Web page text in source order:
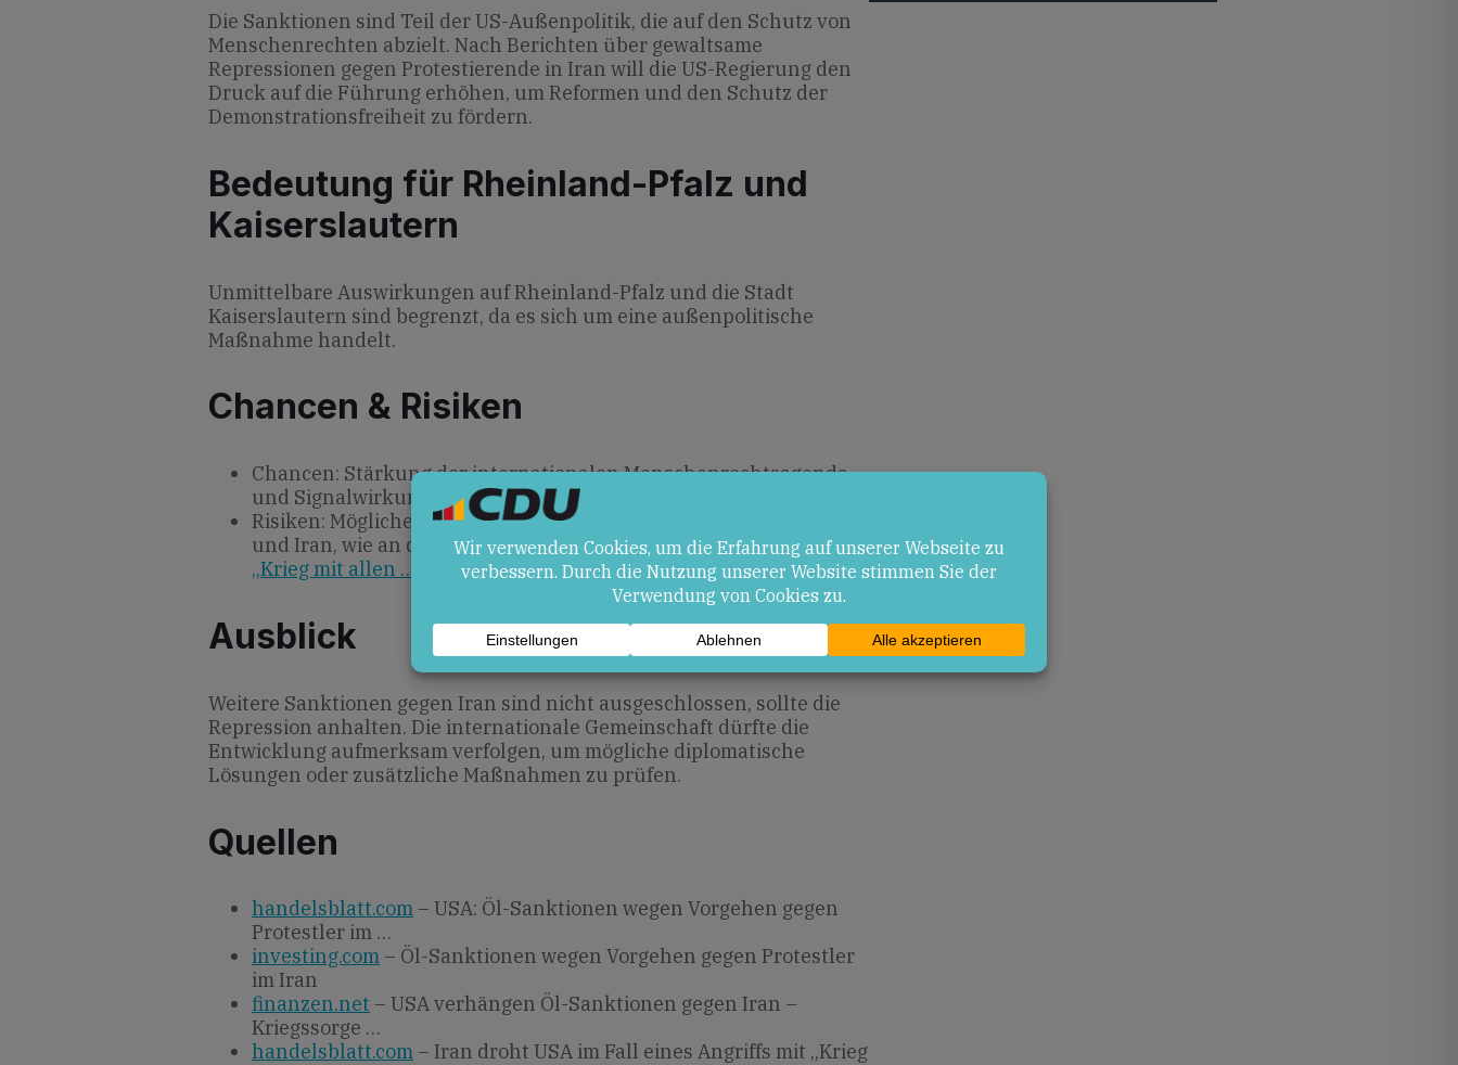
Die Sanktionen sind Teil der US-Außenpolitik, die auf den Schutz von
Menschenrechten abzielt. Nach Berichten über gewaltsame
Repressionen gegen Protestierende in Iran will die US-Regierung den
Druck auf die Führung erhöhen, um Reformen und den Schutz der
Demonstrationsfreiheit zu fördern.
Bedeutung für Rheinland-Pfalz und
Kaiserslautern
Unmittelbare Auswirkungen auf Rheinland-Pfalz und die Stadt
Kaiserslautern sind begrenzt, da es sich um eine außenpolitische
Maßnahme handelt.
Chancen & Risiken
Chancen: Stärkung der internationalen Menschenrechtsagenda
und Signalwirkung für demokratische Bewegungen.
Risiken: Mögliche Eskalation der Spannungen zwischen den USA
und Iran, wie an der
Iran droht USA im Fall eines Angriffs mit
„Krieg mit allen …
erkennbar.
Ausblick
Weitere Sanktionen gegen Iran sind nicht ausgeschlossen, sollte die
Repression anhalten. Die internationale Gemeinschaft dürfte die
Entwicklung aufmerksam verfolgen, um mögliche diplomatische
Lösungen oder zusätzliche Maßnahmen zu prüfen.
Quellen
handelsblatt.com – USA: Öl-Sanktionen wegen Vorgehen gegen
Protestler im …
investing.com – Öl-Sanktionen wegen Vorgehen gegen Protestler
im Iran
finanzen.net – USA verhängen Öl-Sanktionen gegen Iran –
Kriegssorge …
handelsblatt.com – Iran droht USA im Fall eines Angriffs mit „Krieg